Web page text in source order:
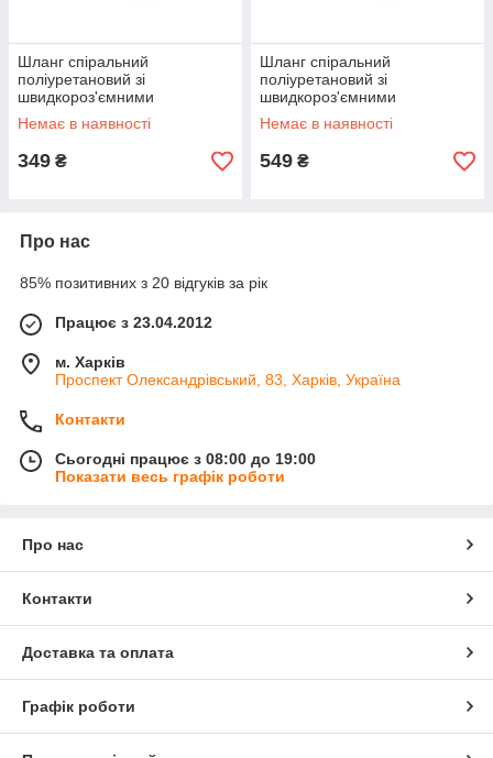
Шланг спіральний
поліуретановий зі
швидкороз'ємними
з'єднаннями INTERTOOL
(PT-1715) Ø8×12 мм, 5 м
Немає в наявності
349 ₴
Шланг спіральний
поліуретановий зі
швидкороз'ємними
з'єднаннями INTERTOOL
(PT-1716) Ø8×12 мм, 10 м
Немає в наявності
549 ₴
Про нас
85% позитивних з 20 відгуків за рік
Працює з 23.04.2012
м. Харків
Проспект Олександрівський, 83, Харків, Україна
Контакти
Сьогодні працює з 08:00 до 19:00
Показати весь графік роботи
Про нас
Контакти
Доставка та оплата
Графік роботи